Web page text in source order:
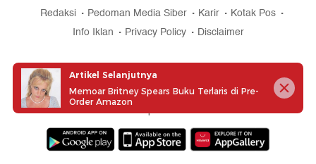
Redaksi Pedoman Media Siber Karir
Kotak Pos
Info Iklan
Privacy Policy Disclaimer
Artikel Selanjutnya
Memoar Britney Spears Buku Terlaris di Pre-
Order Amazon